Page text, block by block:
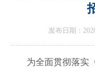
发布日期：
为全面贯彻落实